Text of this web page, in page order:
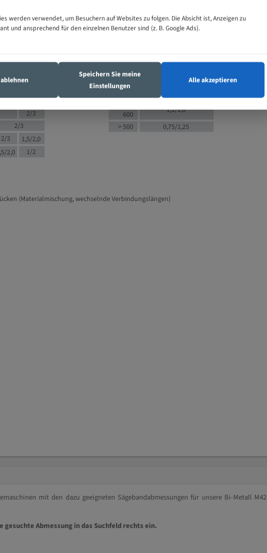
4/6
4/6
4/5
4/5
2/3
2/3
2/3
1,5/2,0
2,0 1/2
35 - 70
5/8
130 -
350
150 -
600
1,1/1,6
> 500
0,75/1,25
(Materialmischung, wechselnde Verbindungslängen)
mit den dazu geeigneten Sägebandabmessungen für unsere Bi-Metall M42
Abmessung in das Suchfeld rechts ein.
werden verwendet, um Besuchern auf Websites zu folgen. Die Absicht ist, Anzeigen zu
und ansprechend für den einzelnen Benutzer sind (z. B. Google Ads).
Speichern Sie meine
Einstellungen
Alle akzeptieren